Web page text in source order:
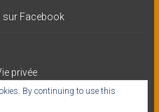
sur Facebook
privée
By continuing to use this